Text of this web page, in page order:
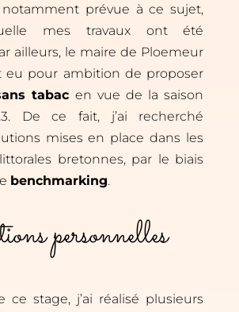
prévue à ce sujet,
mes travaux ont été
ailleurs, le maire de Ploemeur
eu pour ambition de proposer
tabac en vue de la saison
De ce fait, j’ai recherché
mises en place dans les
bretonnes, par le biais
benchmarking.
personnelles
ce stage, j’ai réalisé plusieurs